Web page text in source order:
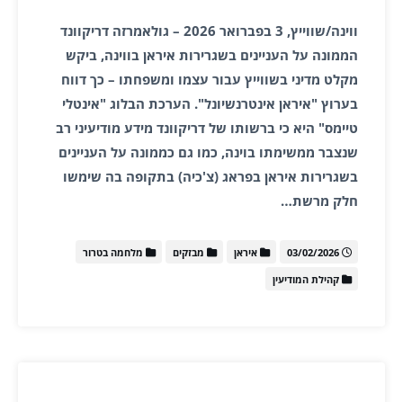
ווינה/שווייץ, 3 בפברואר 2026 – גולאמרזה דריקוונד
הממונה על העניינים בשגרירות איראן בווינה, ביקש
מקלט מדיני בשווייץ עבור עצמו ומשפחתו – כך דווח
בערוץ "איראן אינטרנשיונל". הערכת הבלוג "אינטלי
טיימס" היא כי ברשותו של דריקוונד מידע מודיעיני רב
שנצבר ממשימתו בוינה, כמו גם כממונה על העניינים
בשגרירות איראן בפראג (צ'כיה) בתקופה בה שימשו
חלק מרשת…
03/02/2026 איראן מבזקים
מלחמה בטרור
קהילת המודיעין